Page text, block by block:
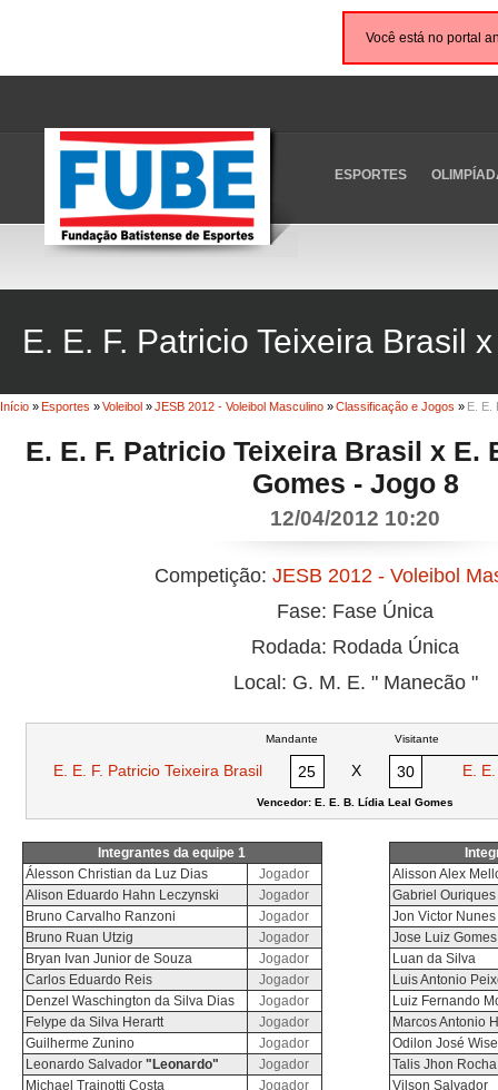
Você está no portal
ESPORTES
E. E. F. Patricio Teixeira Brasil
Início »Esportes »Voleibol »JESB 2012 - Voleibol Masculino »Classificação e Jogos » E. E.
E. E. F. Patricio Teixeira Brasil x E.
Gomes - Jogo 8
12/04/2012 10:20
Competição:JESB 2012 - Voleibol
Fase: Fase Única
Rodada: Rodada Única
Local: G. M. E. " Manecão "
Mandante Visitante
E. E. F. Patricio Teixeira Brasil 25 X 30 E.
Vencedor: E. E. B. Lídia Leal Gomes
Integrantes da equipe 1
Álesson Christian da Luz Dias
Jogador
Alison Eduardo Hahn Leczynski
Jogador
Bruno Carvalho Ranzoni
Jogador
Bruno Ruan Utzig
Jogador
Bryan Ivan Junior de Souza
Jogador
Carlos Eduardo Reis
Jogador
Denzel Waschington da Silva Dias
Jogador
Felype da Silva Herartt
Jogador
Guilherme Zunino
Jogador
Leonardo Salvador "Leonardo"
Jogador
Michael Trainotti Costa
Jogador
Alisson Alex
Gabriel Ouriques
Jon Victor
Jose Luiz
Luan da Silva
Luis Antonio
Luiz Fernando
Marcos Antonio
Odilon José
Talis Jhon Rocha
Vilson Salvador